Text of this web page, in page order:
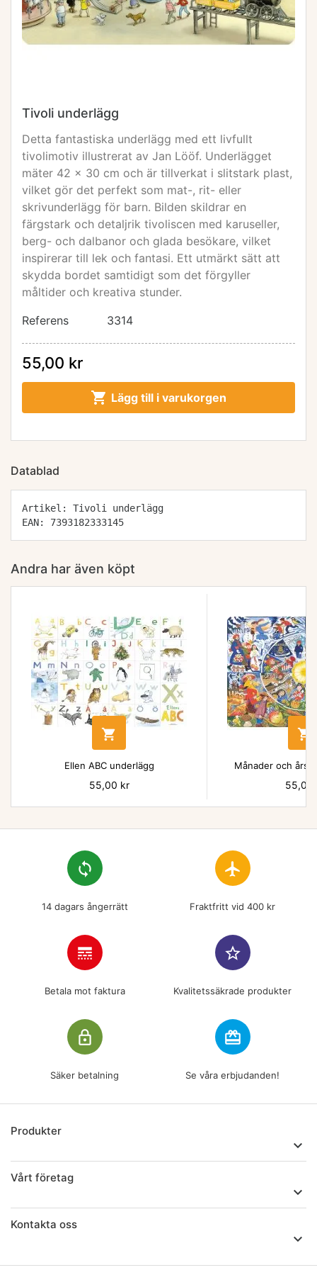
Tivoli underlägg
Detta fantastiska underlägg med ett livfullt
tivolimotiv illustrerat av Jan Lööf. Underlägget
mäter 42 x 30 cm och är tillverkat i slitstark plast,
vilket gör det perfekt som mat-, rit- eller
skrivunderlägg för barn. Bilden skildrar en
färgstark och detaljrik tivoliscen med karuseller,
berg- och dalbanor och glada besökare, vilket
inspirerar till lek och fantasi. Ett utmärkt sätt att
skydda bordet samtidigt som det förgyller
måltider och kreativa stunder.
Referens
3314
55,00 kr
 Lägg till i varukorgen
Datablad
Artikel: Tivoli underlägg
EAN: 7393182333145
Andra har även köpt

Ellen ABC underlägg
Pris
55,00 kr

Månader och
Pris
55,00
loop
14 dagars ångerrätt
flight
Fraktfritt vid 400 kr
line_style
Betala mot faktura
star_border
Kvalitetssäkrade produkter
lock_outline
Säker betalning
redeem
Se våra erbjudanden!
Produkter

Vårt företag

Kontakta oss
